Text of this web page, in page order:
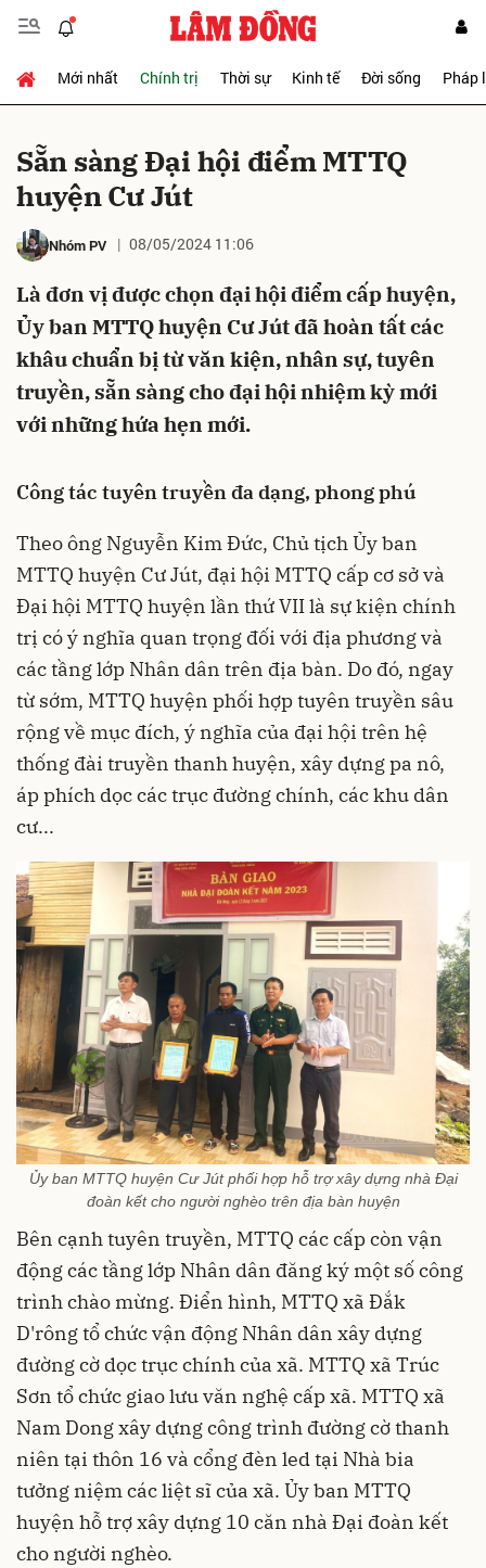
Mới nhất Chính trị Thời sự Kinh tế Đời sống Pháp
Sẵn sàng Đại hội điểm MTTQ
huyện Cư Jút
Nhóm PV 08/05/2024 11:06
Là đơn vị được chọn đại hội điểm cấp huyện,
Ủy ban MTTQ huyện Cư Jút đã hoàn tất các
khâu chuẩn bị từ văn kiện, nhân sự, tuyên
truyền, sẵn sàng cho đại hội nhiệm kỳ mới
với những hứa hẹn mới.
Công tác tuyên truyền đa dạng, phong phú
Theo ông Nguyễn Kim Đức, Chủ tịch Ủy ban
MTTQ huyện Cư Jút, đại hội MTTQ cấp cơ sở và
Đại hội MTTQ huyện lần thứ VII là sự kiện chính
trị có ý nghĩa quan trọng đối với địa phương và
các tầng lớp Nhân dân trên địa bàn. Do đó, ngay
từ sớm, MTTQ huyện phối hợp tuyên truyền sâu
rộng về mục đích, ý nghĩa của đại hội trên hệ
thống đài truyền thanh huyện, xây dựng pa nô,
áp phích dọc các trục đường chính, các khu dân
cư...
Ủy ban MTTQ huyện Cư Jút phối hợp hỗ trợ xây dựng nhà Đại
đoàn kết cho người nghèo trên địa bàn huyện
Bên cạnh tuyên truyền, MTTQ các cấp còn vận
động các tầng lớp Nhân dân đăng ký một số công
trình chào mừng. Điển hình, MTTQ xã Đắk
D'rông tổ chức vận động Nhân dân xây dựng
đường cờ dọc trục chính của xã. MTTQ xã Trúc
Sơn tổ chức giao lưu văn nghệ cấp xã. MTTQ xã
Nam Dong xây dựng công trình đường cờ thanh
niên tại thôn 16 và cổng đèn led tại Nhà bia
tưởng niệm các liệt sĩ của xã. Ủy ban MTTQ
huyện hỗ trợ xây dựng 10 căn nhà Đại đoàn kết
cho người nghèo.
Gửi bình luận
Hủy Gửi